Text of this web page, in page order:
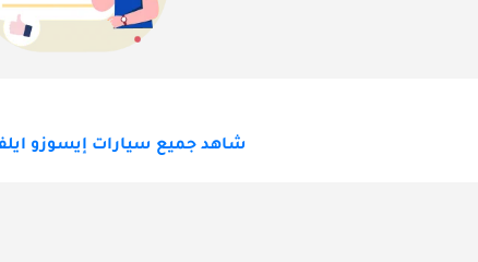
شاهد جميع سيارات إيسوزو